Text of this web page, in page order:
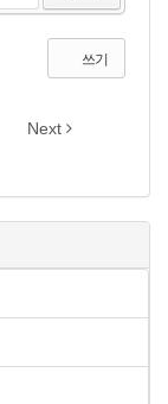
쓰기
Next